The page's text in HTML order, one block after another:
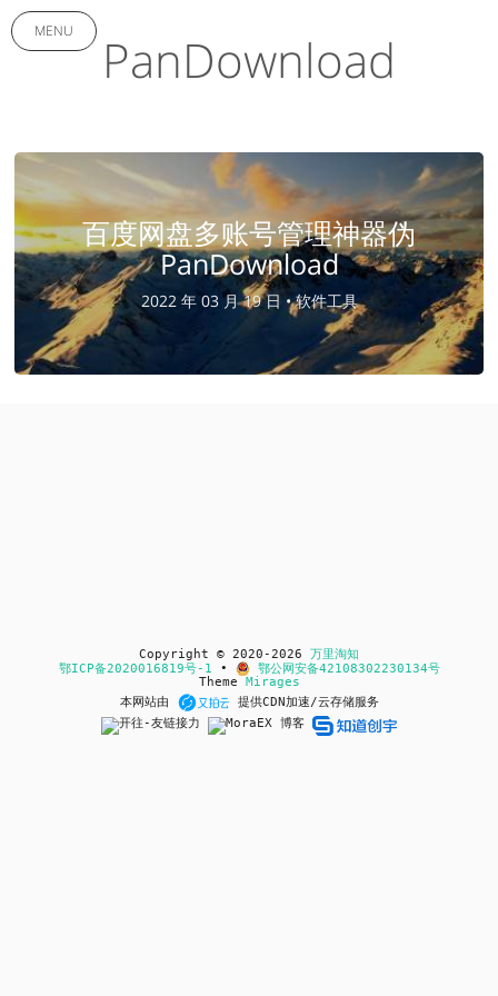
MENU PanDownload
百度网盘多账号管理神器伪
PanDownload
2022 年 03 月 19 日 •软件工具
Copyright © 2020-2026 万里淘知
鄂ICP备2020016819号-1 •
鄂公网安备42108302230134号
Theme Mirages
本网站由
提供CDN加速/云存储服务